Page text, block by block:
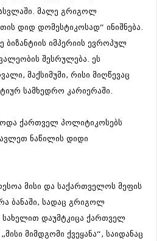
(215)
(342)
მალე გრიგოლ
დიდ დომესტიკოსად“ ინიშნება.
იმპერიის ევროპულ
შესრულება. ეს
მაქსიმუმი, რისი მიღწევაც
სამხედრო კარიერაში.
ქართველ პოლიტიკოსებს
ნაწილის დიდი
მისი და საქართველოს მეფის
ბანაში, სადაც გრიგოლ
სახელით დაუმტკიცა ქართველ
მიმდგომი ქვეყანა“, საიდანაც